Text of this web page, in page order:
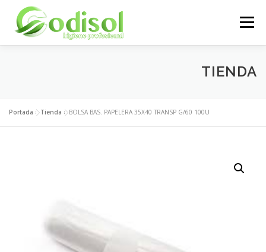
contenido
Menú
ÁREA CLIENTES CONTACTO
TIENDA
Portada »Tienda »BOLSA BAS. PAPELERA 35X40 TRANSP G/60 100U